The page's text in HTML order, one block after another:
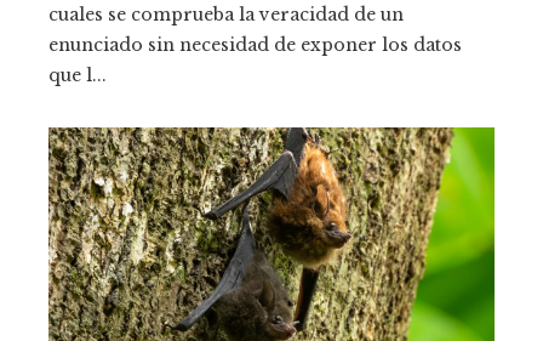
cuales se comprueba la veracidad de un
enunciado sin necesidad de exponer los datos
que l...